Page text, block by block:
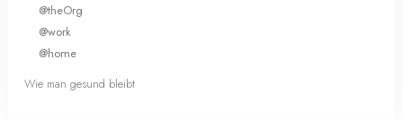
@theOrg
@work
@home
Wie man gesund bleibt